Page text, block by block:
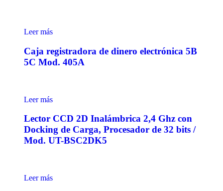
Leer más
Caja registradora de dinero electrónica 5B
5C Mod. 405A
Leer más
Lector CCD 2D Inalámbrica 2,4 Ghz con
Docking de Carga, Procesador de 32 bits /
Mod. UT-BSC2DK5
Leer más